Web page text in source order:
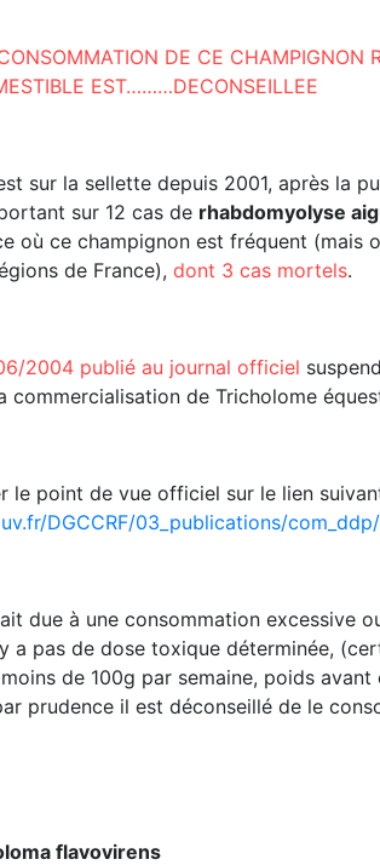
DE CE CHAMPIGNON
EST………DECONSEILLEE
sur la sellette depuis 2001, après la
sur 12 cas de rhabdomyolyse
où ce champignon est fréquent (mais
de France), dont 3 cas mortels.
2004 publié au journal officiel
commercialisation de Tricholome
le point de vue officiel sur le lien
DGCCRF/03_publications/
due à une consommation excessive
a pas de dose toxique déterminée,
de 100g par semaine, poids avant
prudence il est déconseillé de le
flavovirens